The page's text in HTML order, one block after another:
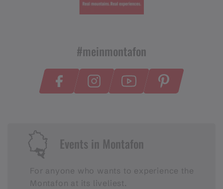
#meinmontafon
Events in Montafon
For anyone who wants to experience the
Montafon at its liveliest.